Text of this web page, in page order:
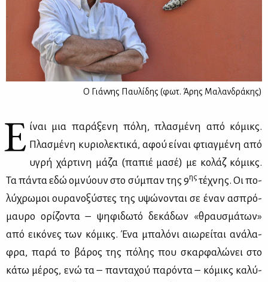
Ο Γιάννης Παυλίδης (φωτ. Άρης Μαλανδράκης)
Ε ίναι μια πα­ρά­ξε­νη πό­λη, πλα­σμέ­νη από κό­μικς.
Πλα­σμέ­νη κυ­ριο­λε­κτι­κά, αφού εί­ναι φτιαγ­μέ­νη από
υγρή χάρ­τι­νη μά­ζα (πα­πιέ μα­σέ) με κο­λάζ κό­μικς.
Τα πά­ντα εδώ ομνύ­ουν στο σύ­μπαν της 9ηςτέ­χνης. Οι πο­
λύ­χρω­μοι ου­ρα­νο­ξύ­στες της υψώ­νο­νται σε έναν ασπρό­
μαυ­ρο ορί­ζο­ντα – ψη­φι­δω­τό δε­κά­δων «θραυ­σμά­των»
από ει­κό­νες των κό­μικς. Ένα μπα­λό­νι αιω­ρεί­ται ανά­λα­
φρα, πα­ρά το βά­ρος της πό­λης που σκαρ­φα­λώ­νει στο
κά­τω μέ­ρος, ενώ τα – πα­ντα­χού πα­ρό­ντα – κό­μικς κα­λύ­